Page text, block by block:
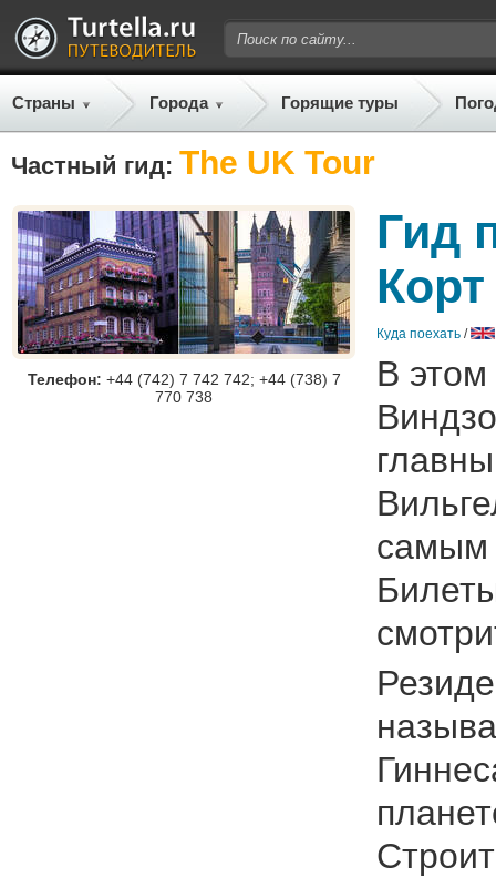
Страны Города Горящие туры
Частный гид: The UK Tour
Телефон: +44 (742) 7 742 742; +44 (738) 7
770 738
Гид
Корт
Куда поехать /
В
самым